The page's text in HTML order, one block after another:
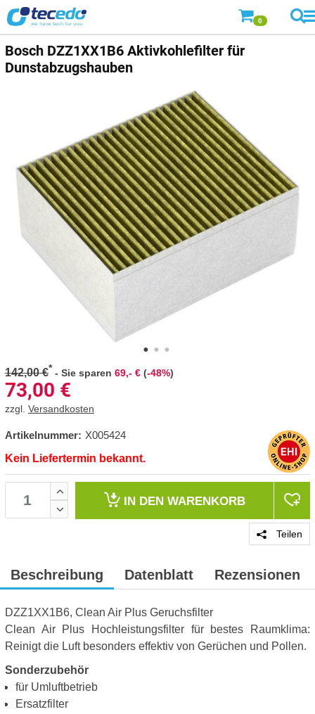
0
Bosch DZZ1XX1B6 Aktivkohlefilter für
Dunstabzugshauben
142,00 €* - Sie sparen 69,- € (-48%)
73,00 €
zzgl. Versandkosten
Artikelnummer: X005424
Kein Liefertermin bekannt.
IN DEN WARENKORB
Teilen
Beschreibung Datenblatt Rezensionen
DZZ1XX1B6, Clean Air Plus Geruchsfilter
Clean Air Plus Hochleistungsfilter für bestes Raumklima:
Reinigt die Luft besonders effektiv von Gerüchen und Pollen.
Sonderzubehör
für Umluftbetrieb
Ersatzfilter